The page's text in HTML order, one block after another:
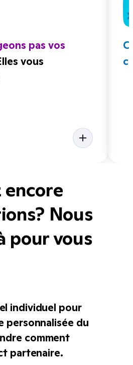
pas vos
vous
encore
Nous
pour vous
individuel pour
personnalisée du
comment
partenaire.